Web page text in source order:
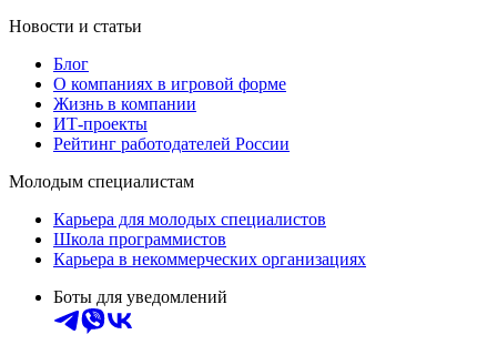
Новости и статьи
Блог
О компаниях в игровой форме
Жизнь в компании
ИТ-проекты
Рейтинг работодателей России
Молодым специалистам
Карьера для молодых специалистов
Школа программистов
Карьера в некоммерческих организациях
Боты для уведомлений